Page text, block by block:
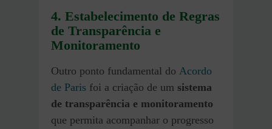
4. Estabelecimento de Regras
de Transparência e
Monitoramento
Outro ponto fundamental do Acordo
de Paris foi a criação de um sistema
de transparência e monitoramento
que permita acompanhar o progresso